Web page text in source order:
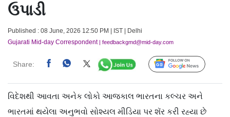
ઉપાડી
Published : 08 June, 2026 12:50 PM | IST | Delhi
Gujarati Mid-day Correspondent| feedbackgmd@mid-day.com
Share: Follow Us
વિદેશથી આવતા અનેક લોકો આજકાલ ભારતના કલ્ચર અને
ભારતમાં થયેલા અનુભવો સોશ્યલ મીડિયા પર શૅર કરી રહ્યા છે